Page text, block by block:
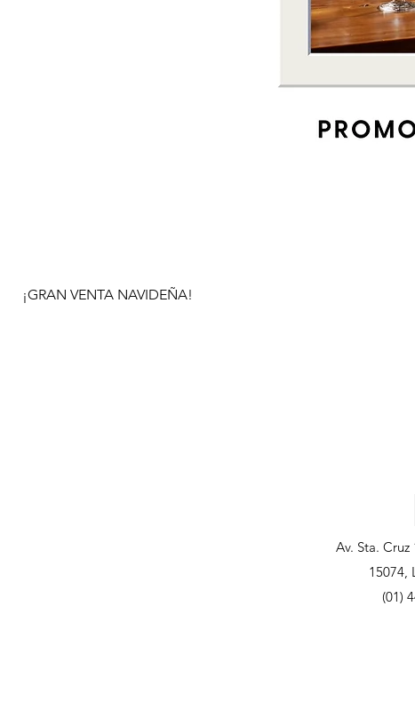
¡GRAN VENTA NAVIDEÑA!
Av. Sta.
15074,
(01)